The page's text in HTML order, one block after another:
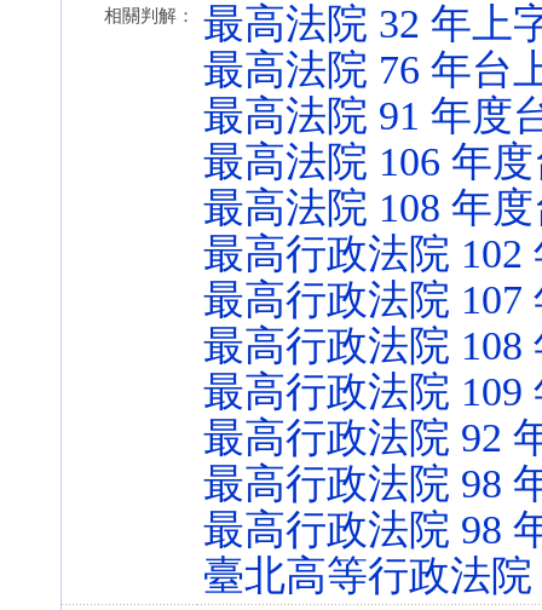
相關判解：
最高法院 32 年上
最高法院 76 年台
最高法院 91 年度
最高法院 106 年
最高法院 108 年
最高行政法院 102
最高行政法院 107
最高行政法院 108
最高行政法院 109
最高行政法院 92
最高行政法院 98
最高行政法院 98
臺北高等行政法